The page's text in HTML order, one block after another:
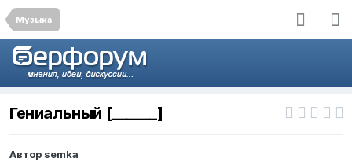
Музыка
Гениальный [______]
Автор semka